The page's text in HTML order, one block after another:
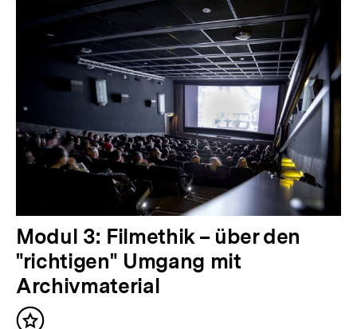
Modul 3: Filmethik – über den
"richtigen" Umgang mit
Archivmaterial